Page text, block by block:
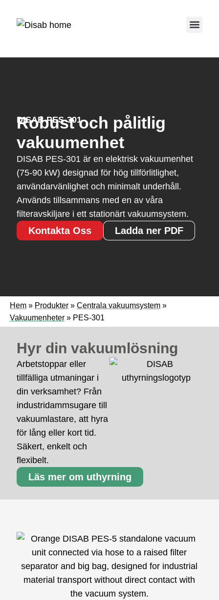
DISAB PES-301
Robust och pålitlig
vakuumenhet
DISAB PES-301 är en elektrisk vakuumenhet
(75-90 kW) designad för hög tillförlitlighet,
användarvänlighet och minimalt underhåll.
Används tillsammans med en av våra
filteravskiljare i ett stationärt vakuumsystem.
Kontakta Oss Ladda ner PDF
Hem » Produkter » Centrala vakuumsystem »
Vakuumenheter » PES-301
Hyr din vakuumlösning
Arbetstoppar eller
tillfälliga utmaningar i
din verksamhet? Från
industridammsugare till
vakuumlastare, att hyra
för lång eller kort tid.
Säkert, enkelt och
flexibelt.
Läs mer om uthyrning